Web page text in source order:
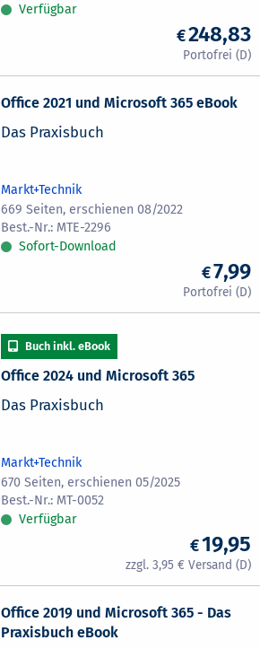
Verfügbar
248,83
Office 2021 und Microsoft 365 eBook
Das Praxisbuch
Markt+Technik
669 Seiten, erschienen 08/2022
MTE-2296
Sofort-Download
7,99
Office 2024 und Microsoft 365
Das Praxisbuch
Markt+Technik
670 Seiten, erschienen 05/2025
MT-0052
Verfügbar
19,95
3,95
Office 2019 und Microsoft 365 - Das
Praxisbuch eBook